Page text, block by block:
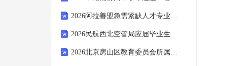
2026阿拉善盟急需紧缺人才专业需求目录备考笔试试题及答案解析
2026民航西北空管局应届毕业生招聘18人参考笔试题库及答案解析
2026北京房山区教育委员会所属事业单位招聘专业技术人员120人（一）笔试参考题库及答案解析